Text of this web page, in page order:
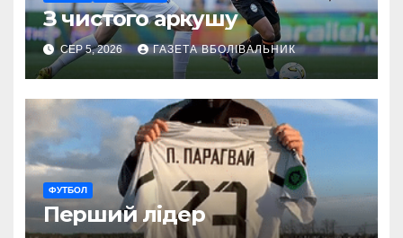
З чистого аркушу
СЕР 5, 2026 ГАЗЕТА ВБОЛІВАЛЬНИК
ФУТБОЛ
Перший лідер